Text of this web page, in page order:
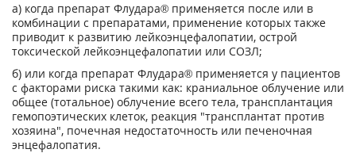
а) когда препарат Флудара® применяется после или в
комбинации с препаратами, применение которых также
приводит к развитию лейкоэнцефалопатии, острой
токсической лейкоэнцефалопатии или СОЗЛ;
б) или когда препарат Флудара® применяется у пациентов
с факторами риска такими как: краниальное облучение или
общее (тотальное) облучение всего тела, трансплантация
гемопоэтических клеток, реакция "трансплантат против
хозяина", почечная недостаточность или печеночная
энцефалопатия.